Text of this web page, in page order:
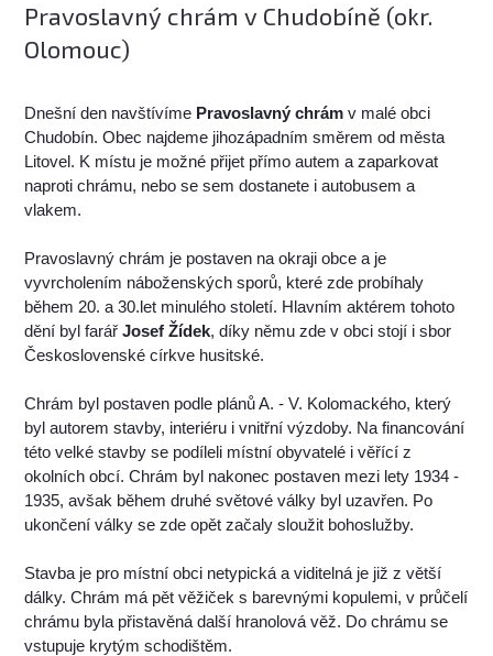
Pravoslavný chrám v Chudobíně (okr.
Olomouc)
Dnešní den navštívíme Pravoslavný chrám v malé obci
Chudobín. Obec najdeme jihozápadním směrem od města
Litovel. K místu je možné přijet přímo autem a zaparkovat
naproti chrámu, nebo se sem dostanete i autobusem a
vlakem.
Pravoslavný chrám je postaven na okraji obce a je
vyvrcholením náboženských sporů, které zde probíhaly
během 20. a 30.let minulého století. Hlavním aktérem tohoto
dění byl farářJosef Žídek, díky němu zde v obci stojí i sbor
Československé církve husitské.
Chrám byl postaven podle plánů A. - V. Kolomackého, který
byl autorem stavby, interiéru i vnitřní výzdoby. Na financování
této velké stavby se podíleli místní obyvatelé i věřící z
okolních obcí. Chrám byl nakonec postaven mezi lety 1934 -
1935, avšak během druhé světové války byl uzavřen. Po
ukončení války se zde opět začaly sloužit bohoslužby.
Stavba je pro místní obci netypická a viditelná je již z větší
dálky. Chrám má pět věžiček s barevnými kopulemi, v průčelí
chrámu byla přistavěná další hranolová věž. Do chrámu se
vstupuje krytým schodištěm.